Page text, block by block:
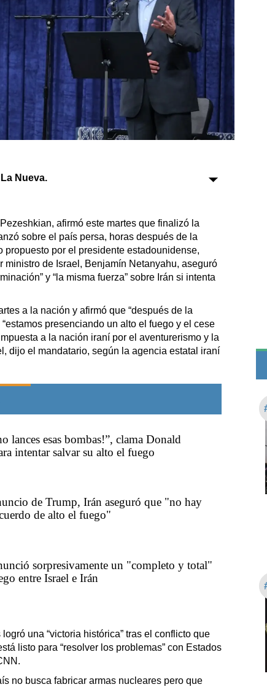
Sociedad
Tecnología
Turismo
Salud
Es viral
Farmacias
Transportes
Loterías
Datos Útiles
Teléfonos de urgencia
Nueva.
afirmó este martes que finalizó la
sobre el país persa, horas después de la
propuesto por el presidente estadounidense,
ministro de Israel, Benjamín Netanyahu, aseguró
y “la misma fuerza” sobre Irán si intenta
a la nación y afirmó que “después de la
presenciando un alto el fuego y el cese
a la nación iraní por el aventurerismo y la
dijo el mandatario, según la agencia estatal iraní
lances esas bombas!”, clama Donald
intentar salvar su alto el fuego
de Trump, Irán aseguró que "no hay
de alto el fuego"
sorpresivamente un "completo y total"
entre Israel e Irán
una “victoria histórica” tras el conflicto que
listo para “resolver los problemas” con Estados
no busca fabricar armas nucleares pero que